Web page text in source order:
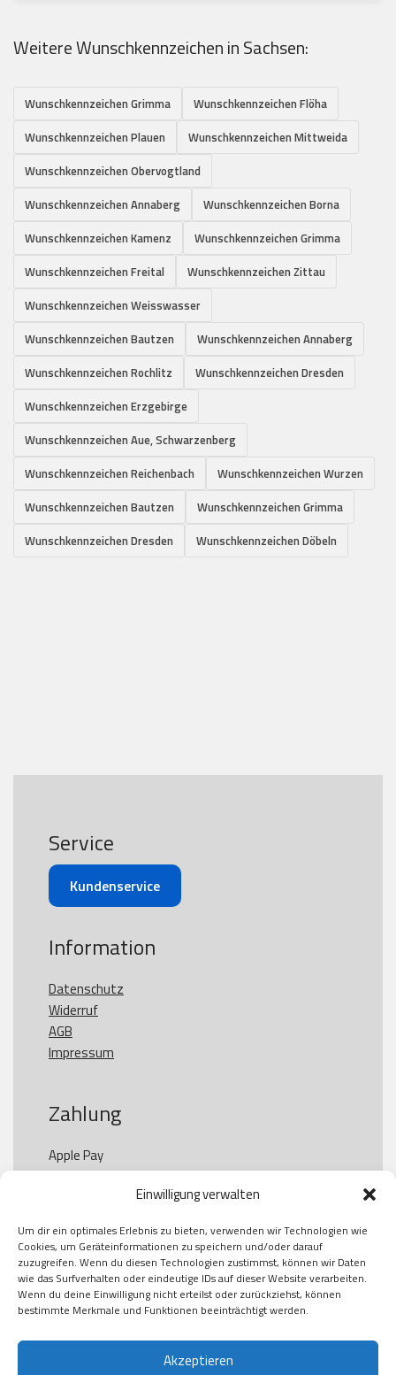
Einwilligung verwalten
Um dir ein optimales Erlebnis zu bieten, verwenden wir Technologien wie
Cookies, um Geräteinformationen zu speichern und/oder darauf
zuzugreifen. Wenn du diesen Technologien zustimmst, können wir Daten
wie das Surfverhalten oder eindeutige IDs auf dieser Website verarbeiten.
Wenn du deine Einwilligung nicht erteilst oder zurückziehst, können
bestimmte Merkmale und Funktionen beeinträchtigt werden.
Akzeptieren
Weitere Wunschkennzeichen in Sachsen:
Wunschkennzeichen Grimma
Wunschkennzeichen Flöha
Wunschkennzeichen Plauen
Wunschkennzeichen Mittweida
Wunschkennzeichen Obervogtland
Wunschkennzeichen Annaberg
Wunschkennzeichen Borna
Wunschkennzeichen Kamenz
Wunschkennzeichen Grimma
Wunschkennzeichen Freital
Wunschkennzeichen Zittau
Wunschkennzeichen Weisswasser
Wunschkennzeichen Bautzen
Wunschkennzeichen Annaberg
Wunschkennzeichen Rochlitz
Wunschkennzeichen Dresden
Wunschkennzeichen Erzgebirge
Wunschkennzeichen Aue, Schwarzenberg
Wunschkennzeichen Reichenbach
Wunschkennzeichen Wurzen
Wunschkennzeichen Bautzen
Wunschkennzeichen Grimma
Wunschkennzeichen Dresden
Wunschkennzeichen Döbeln
Service
Kundenservice
Information
Datenschutz
Widerruf
AGB
Impressum
Zahlung
Apple Pay
Paypal
Kauf auf Rechung
Klarna
American Express